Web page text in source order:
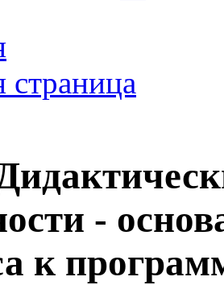
страница
-
к